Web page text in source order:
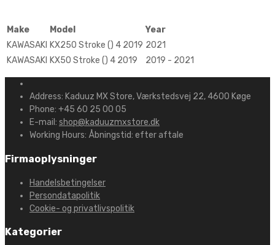
Make Model
Year
KAWASAKI KX250 Stroke () 4 2019 2021
KAWASAKI KX50 Stroke () 4 2019 2019 - 2021
Address: Kaduuz MX Store, Værkstedsvej 22, 4600 Køge
Phone: +45 60 25 00 05
E-mail: shop@kaduuzmxstore.dk
Working Hours: Åbningstid: efter aftale
Firmaoplysninger
Handelsbetingelser
Persondatapolitik
Cookie- og privatlivspolitik
Kategorier